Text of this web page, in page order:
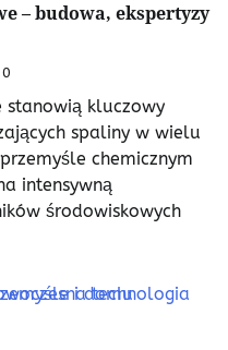
– budowa, ekspertyzy
0
stanowią kluczowy
spaliny w wielu
chemicznym
intensywną
środowiskowych